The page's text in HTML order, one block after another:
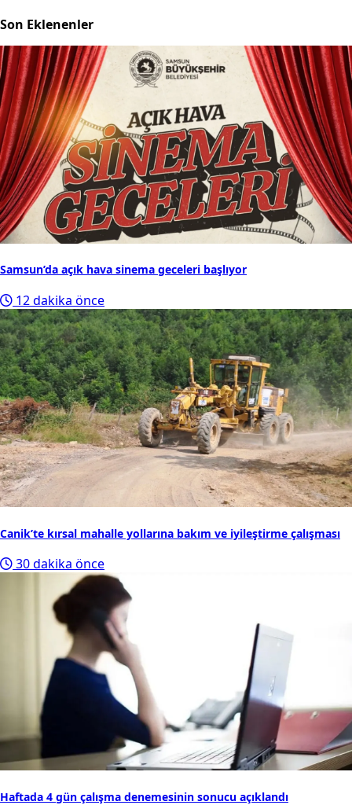
Son Eklenenler
Samsun’da açık hava sinema geceleri başlıyor
12 dakika önce
Canik’te kırsal mahalle yollarına bakım ve iyileştirme çalışması
30 dakika önce
Haftada 4 gün çalışma denemesinin sonucu açıklandı